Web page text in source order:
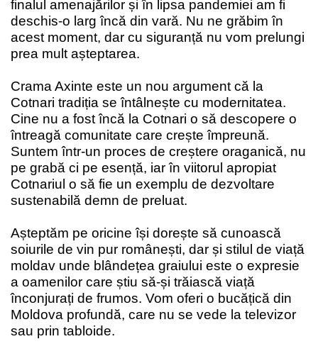
finalul amenajărilor și în lipsa pandemiei am fi
deschis-o larg încă din vară. Nu ne grăbim în
acest moment, dar cu siguranță nu vom prelungi
prea mult așteptarea.
Crama Axinte este un nou argument că la
Cotnari tradiția se întâlnește cu modernitatea.
Cine nu a fost încă la Cotnari o să descopere o
întreagă comunitate care crește împreună.
Suntem într-un proces de creștere oraganică, nu
pe grabă ci pe esență, iar în viitorul apropiat
Cotnariul o să fie un exemplu de dezvoltare
sustenabilă demn de preluat.
Așteptăm pe oricine își dorește să cunoască
soiurile de vin pur românești, dar și stilul de viață
moldav unde blândețea graiului este o expresie
a oamenilor care știu să-și trăiască viață
înconjurați de frumos. Vom oferi o bucățică din
Moldova profundă, care nu se vede la televizor
sau prin tabloide.